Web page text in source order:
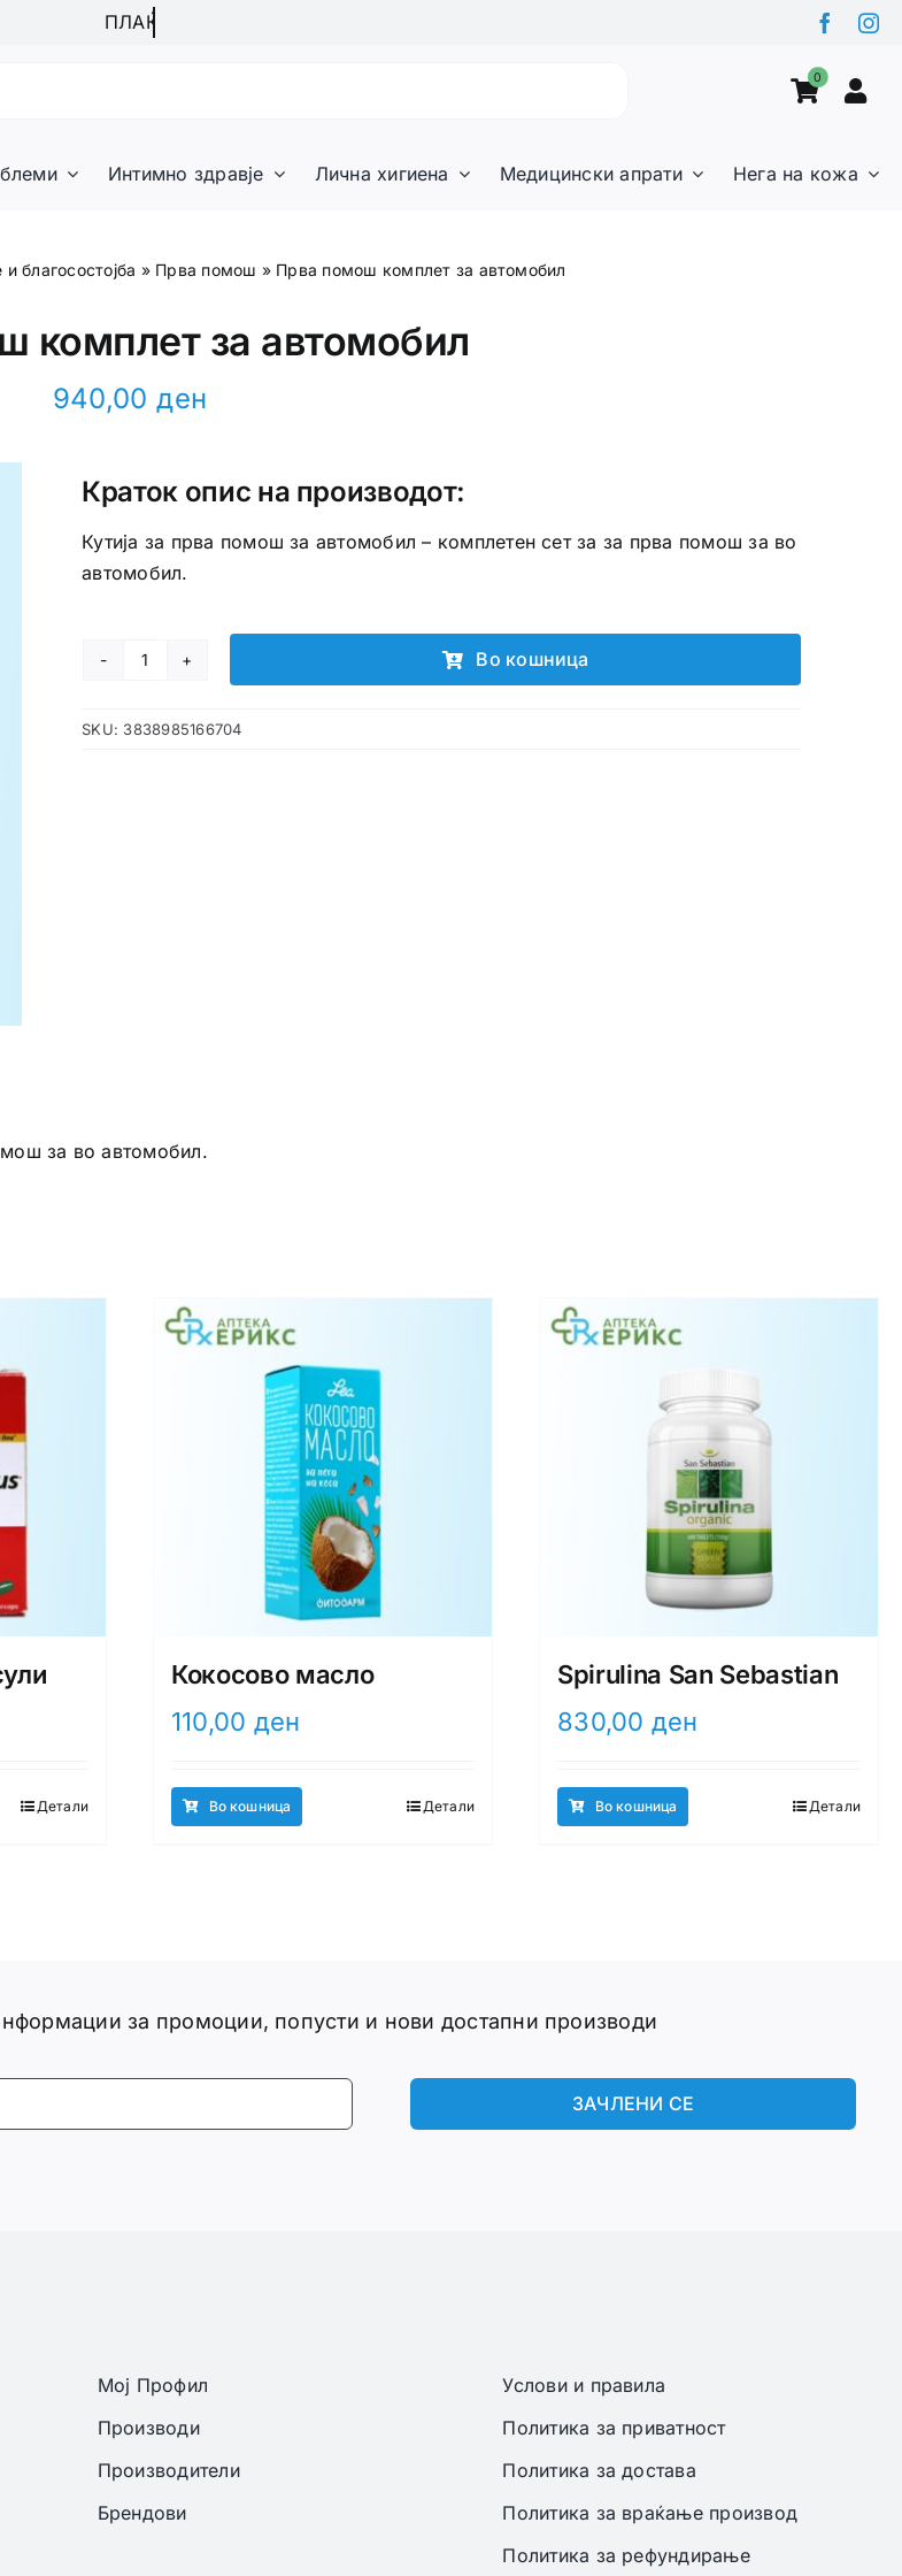
0
Интимно здравје Лична хигиена Медицински апрати Нега на кожа
и благосостојба » Прва помош » Прва помош комплет за автомобил
комплет за автомобил
940,00ден
Краток опис на производот:
Кутија за прва помош за автомобил – комплетен сет за за прва помош за во
автомобил.
Прва
комплет
Во кошница
SKU: 3838985166704
за во автомобил.
Детали
Кокосово масло
110,00 ден
Во кошница Детали
Spirulina San Sebastian
830,00 ден
Во кошница Детали
за промоции, попусти и нови достапни производи
ЗАЧЛЕНИ СЕ
Мој Профил
Производи
Производители
Брендови
Услови и правила
Политика за приватност
Политика за достава
Политика за враќање производ
Политика за рефундирање